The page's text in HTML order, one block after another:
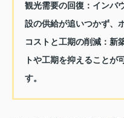
観光需要の回復： インバ
設の供給が追いつかず、
コストと工期の削減： 新
トや工期を抑えることが
す。